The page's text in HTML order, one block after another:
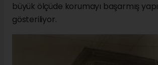
büyük ölçüde korumayı başarmış
gösteriliyor.